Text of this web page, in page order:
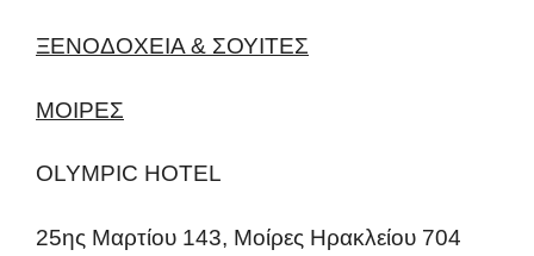
ΞΕΝΟΔΟΧΕΙΑ & ΣΟΥΙΤΕΣ
ΜΟΙΡΕΣ
OLYMPIC HOTEL
25ης Μαρτίου 143, Μοίρες Ηρακλείου 704